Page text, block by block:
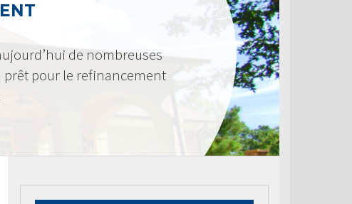
de nombreuses
prêt pour le refinancement